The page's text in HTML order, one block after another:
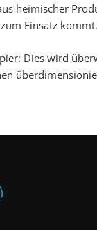
heimischer
Einsatz
Dies wird